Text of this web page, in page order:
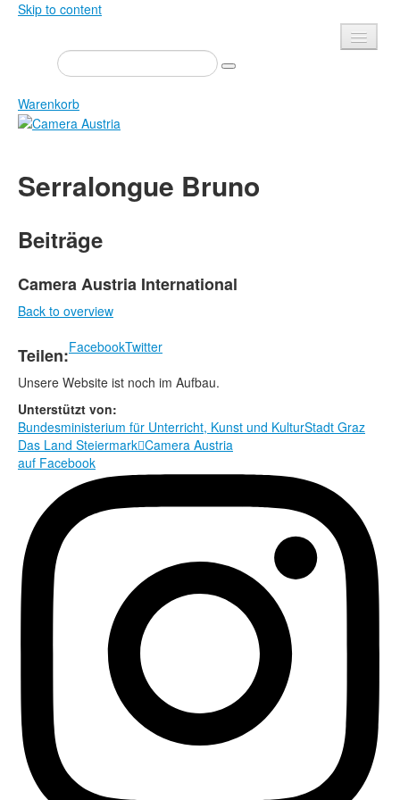
Skip to content
Presse
Veranstaltungen
Newsletter
Über uns
Shop
Datenschutz
Mediadaten
Warenkorb
Zeitschrift
Bücher
Edition
Bibliothek
Camera Austria Preis
Rechtliche Informationen
Serralongue Bruno
Beiträge
Camera Austria International
Back to overview
Teilen:FacebookTwitter
Unsere Website ist noch im Aufbau.
Unterstützt von:
Bundesministerium für Unterricht, Kunst und KulturStadt Graz
Das Land SteiermarkCamera Austria
auf Facebook